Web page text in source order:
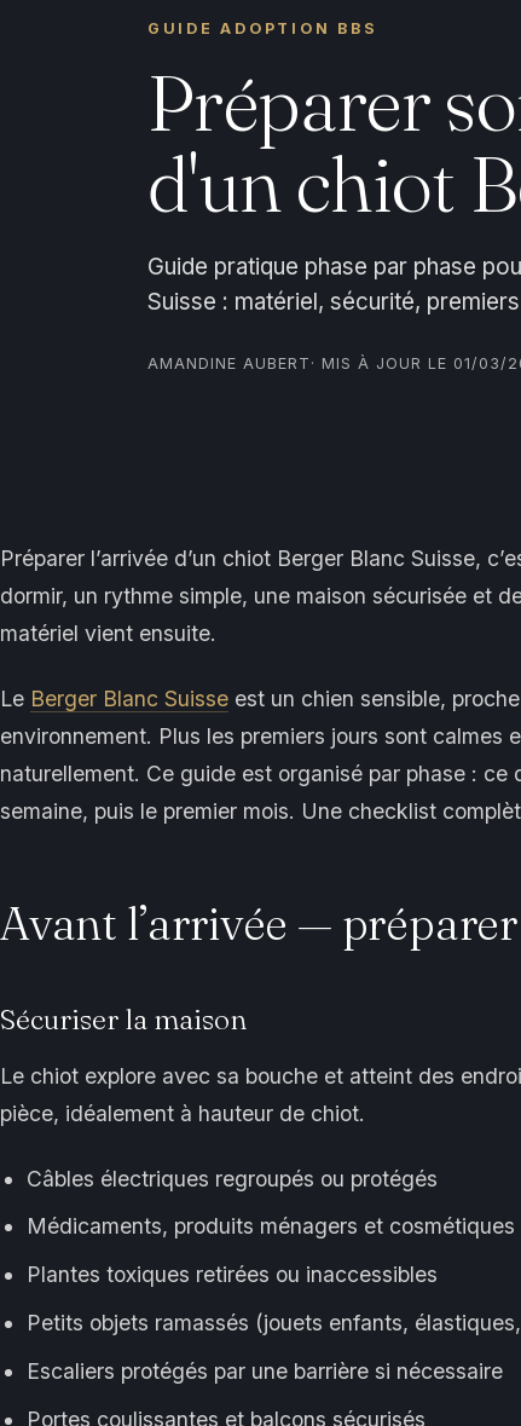
GUIDE ADOPTION BBS
Préparer
d'un chiot
Guide pratique phase par phase
Suisse : matériel, sécurité,
AMANDINE AUBERT · MIS À JOUR LE 01/03/
Préparer l’arrivée d’un chiot Berger Blanc Suisse,
dormir, un rythme simple, une maison sécurisée et
matériel vient ensuite.
Le Berger Blanc Suisse est un chien sensible,
environnement. Plus les premiers jours sont calmes
naturellement. Ce guide est organisé par phase : ce
semaine, puis le premier mois. Une checklist
Avant l’arrivée —
Sécuriser la maison
Le chiot explore avec sa bouche et atteint des
pièce, idéalement à hauteur de chiot.
Câbles électriques regroupés ou protégés
Médicaments, produits ménagers et cosmétiques
Plantes toxiques retirées ou inaccessibles
Petits objets ramassés (jouets enfants,
Escaliers protégés par une barrière si nécessaire
Portes coulissantes et balcons sécurisés